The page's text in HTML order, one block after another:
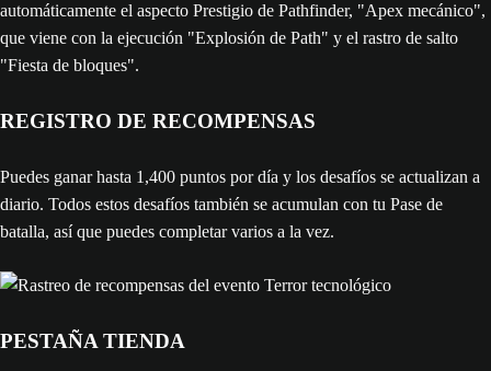
automáticamente el aspecto Prestigio de Pathfinder, "Apex mecánico",
que viene con la ejecución "Explosión de Path" y el rastro de salto
"Fiesta de bloques".
REGISTRO DE RECOMPENSAS
Puedes ganar hasta 1,400 puntos por día y los desafíos se actualizan a
diario. Todos estos desafíos también se acumulan con tu Pase de
batalla, así que puedes completar varios a la vez.
PESTAÑA TIENDA